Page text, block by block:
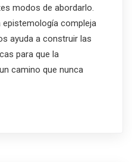
modos de abordarlo.
epistemología compleja
ayuda a construir las
para que la
camino que nunca